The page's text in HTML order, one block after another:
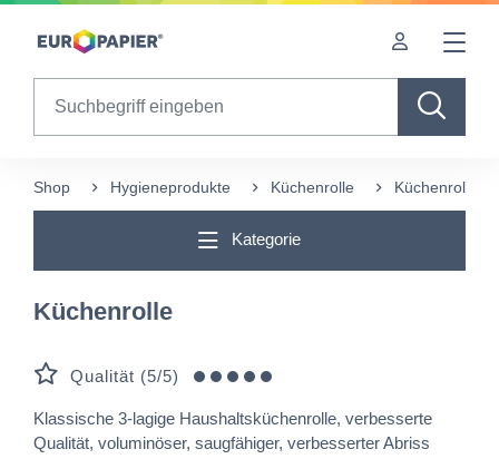
Table Of Content
Shop Hygieneprodukte Küchenrolle Küchenrolle
Kategorie
Küchenrolle
Qualität (5/5)
Klassische 3-lagige Haushaltsküchenrolle, verbesserte
Qualität, voluminöser, saugfähiger, verbesserter Abriss